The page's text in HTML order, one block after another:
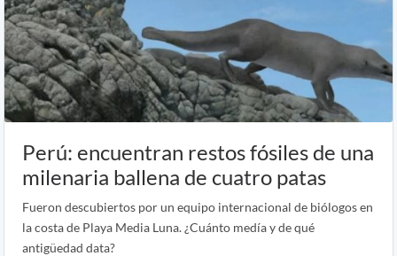
Perú: encuentran restos fósiles de una
milenaria ballena de cuatro patas
Fueron descubiertos por un equipo internacional de biólogos en
la costa de Playa Media Luna. ¿Cuánto medía y de qué
antigüedad data?